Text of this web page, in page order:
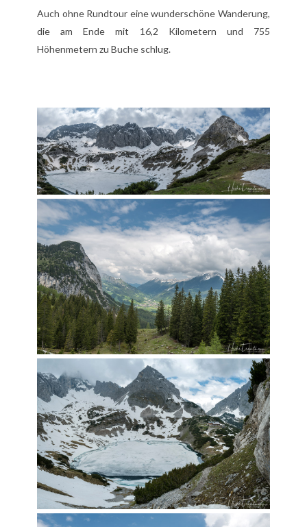
Auch ohne Rundtour eine wunderschöne Wanderung,
die am Ende mit 16,2 Kilometern und 755
Höhenmetern zu Buche schlug.